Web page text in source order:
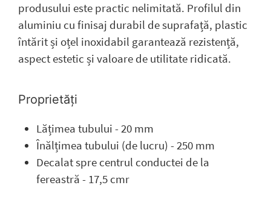
produsului este practic nelimitată. Profilul din
aluminiu cu finisaj durabil de suprafață, plastic
întărit și oțel inoxidabil garantează rezistență,
aspect estetic și valoare de utilitate ridicată.
Proprietăți
Lățimea tubului - 20 mm
Înălțimea tubului (de lucru) - 250 mm
Decalat spre centrul conductei de la
fereastră - 17,5 cmr